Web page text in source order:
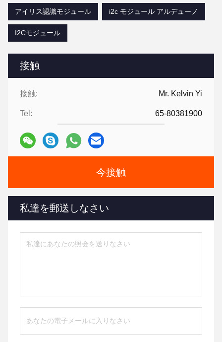
接触
接触: Mr. Kelvin Yi
Tel: 65-80381900
今接触
私達を郵送しなさい
アイリス認識モジュール
i2c モジュール アルデューノ
I2Cモジュール